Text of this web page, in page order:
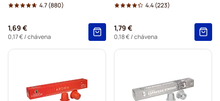
4.7(880)
1,69 €
0,17 €/ chávena
4.4(223)
1,79 €
0,18 €/ chávena